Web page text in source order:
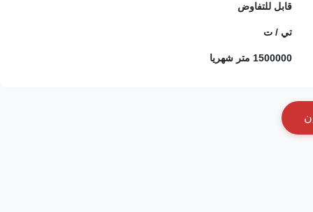
قابل للتفاوض
تي / ت
1500000 متر شهريا
ن